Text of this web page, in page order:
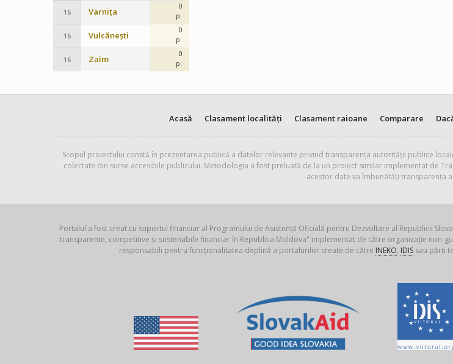
16 Varnița
0
p.
16 Vulcănești
0
p.
16 Zaim
0
p.
Acasă Clasament localități Clasament raioane Comparare
Scopul proiectului constă în prezentarea publică a datelor relevante privind transparența autorității publice
colectate din surse accesibile publicului. Metodologia a fost preluată de la un proiect similar implementat de
acestor date va îmbunătăți transparența
Portalul a fost creat cu suportul financiar al Programului de Asistență Oficială pentru Dezvoltare al Republicii
transparente, competitive și sustenabile financiar în Republica Moldova" implementat de către organizație non-
responsabili pentru funcționalitatea deplină a portalurilor create de către INEKO, IDISsau părți